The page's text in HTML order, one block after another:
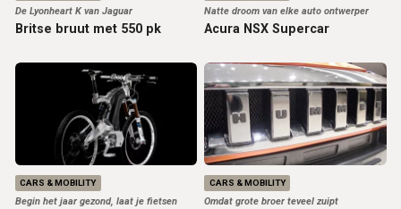
De Lyonheart K van Jaguar
Britse bruut met 550 pk
Natte droom van elke auto ontwerper
Acura NSX Supercar
CARS & MOBILITY
Begin het jaar gezond, laat je fietsen
CARS & MOBILITY
Omdat grote broer teveel zuipt